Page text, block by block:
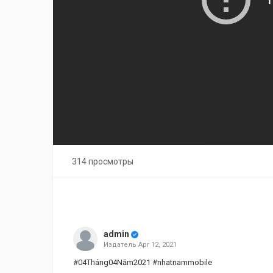
314 просмотры
admin
Издатель Apr 12, 2021
#04Tháng04Năm2021 #nhatnammobile